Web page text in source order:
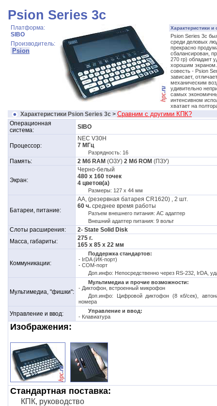
Psion Series 3c
Платформа:
SIBO
Производитель:
Psion
Характеристики
Psion Series 3с
среди деловых
прекрасно
сбалансирован,
270 гр) обладает
хорошим экраном.
совесть - Psion
зависает,
механическим
удивительно
самых
интенсивном
хватает на
Характеристики Psion Series 3c > Сравним с другими КПК?
Операционная
система:
SIBO
Процессор:
NEC V30H
7 МГц
Разрядность: 16
Память: 2 Мб RAM (ОЗУ) 2 Мб ROM (ПЗУ)
Экран:
Черно-белый
480 x 160 точек
4 цветов(а)
Размеры: 127 x 44 мм
Батареи, питание:
АА, (резервная батарея CR1620) , 2 шт.
60 ч. среднее время работы
Разъем внешнего питания: АС адаптер
Внешний адаптер питания: 9 вольт
Слоты расширения:
2- State Solid Disk
Масса, габариты:
275 г.
165 x 85 x 22 мм
Коммуникации:
Поддержка стандартов:
- IrDA (ИК-порт)
- COM-порт
Доп.инфо: Непосредственно через RS-232, IrDA,
Мультимедиа, "фишки":
Мультимедиа и прочие возможности:
- Диктофон, встроенный микрофон
Доп.инфо: Цифровой диктофон (8 кб/сек),
номера
Управление и ввод:
Управление и ввод:
- Клавиатура
Изображения:
Стандартная поставка:
КПК, руководство